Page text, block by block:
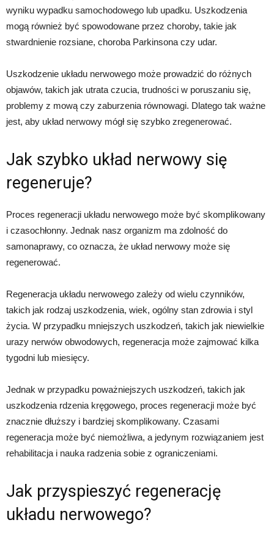
wyniku wypadku samochodowego lub upadku. Uszkodzenia
mogą również być spowodowane przez choroby, takie jak
stwardnienie rozsiane, choroba Parkinsona czy udar.
Uszkodzenie układu nerwowego może prowadzić do różnych
objawów, takich jak utrata czucia, trudności w poruszaniu się,
problemy z mową czy zaburzenia równowagi. Dlatego tak ważne
jest, aby układ nerwowy mógł się szybko zregenerować.
Jak szybko układ nerwowy się
regeneruje?
Proces regeneracji układu nerwowego może być skomplikowany
i czasochłonny. Jednak nasz organizm ma zdolność do
samonaprawy, co oznacza, że układ nerwowy może się
regenerować.
Regeneracja układu nerwowego zależy od wielu czynników,
takich jak rodzaj uszkodzenia, wiek, ogólny stan zdrowia i styl
życia. W przypadku mniejszych uszkodzeń, takich jak niewielkie
urazy nerwów obwodowych, regeneracja może zajmować kilka
tygodni lub miesięcy.
Jednak w przypadku poważniejszych uszkodzeń, takich jak
uszkodzenia rdzenia kręgowego, proces regeneracji może być
znacznie dłuższy i bardziej skomplikowany. Czasami
regeneracja może być niemożliwa, a jedynym rozwiązaniem jest
rehabilitacja i nauka radzenia sobie z ograniczeniami.
Jak przyspieszyć regenerację
układu nerwowego?